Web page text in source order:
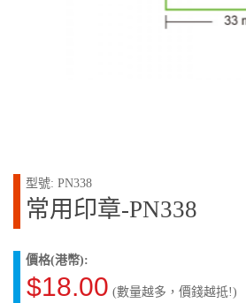
型號: PN338
常用印章-PN338
價格(港幣):
$18.00 (數量越多，價錢越抵!)